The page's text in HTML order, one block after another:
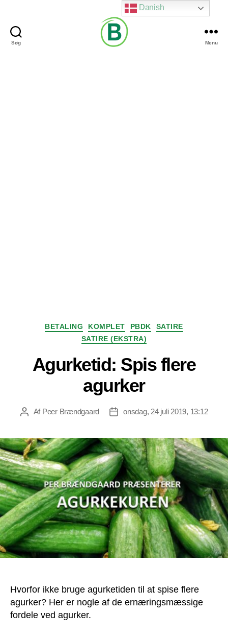
Søg Menu
Kategorier
BETALING KOMPLET PBDK
SATIRE
SATIRE (EKSTRA)
Agurketid: Spis flere
agurker
Indlægsforfatter
Af Peer Brændgaard Indlægsdato
onsdag, 24 juli 2019, 13:12
Hvorfor ikke bruge agurketiden til at spise flere
agurker? Her er nogle af de ernæringsmæssige
fordele ved agurker.
Danish